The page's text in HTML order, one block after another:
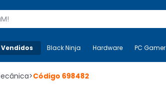
Mais-v- Black Ninja Hardware
Black Ninja Hardware PC Gamer
>Código 698482